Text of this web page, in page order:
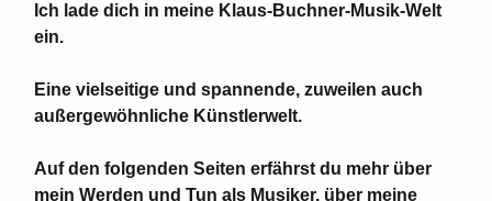
Ich lade dich in meine Klaus-Buchner-Musik-Welt
ein.
Eine vielseitige und spannende, zuweilen auch
außergewöhnliche Künstlerwelt.
Auf den folgenden Seiten erfährst du mehr über
mein Werden und Tun als Musiker, über meine